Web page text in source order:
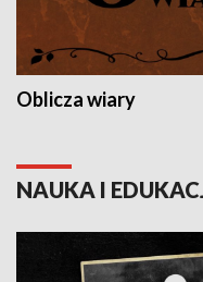
Oblicza wiary
NAUKA I